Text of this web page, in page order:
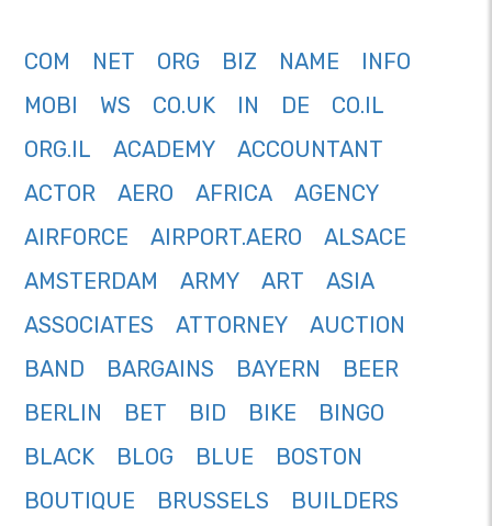
COM NET ORG BIZ NAME
INFO
MOBI
WS CO.UK IN DE
CO.IL
ORG.IL
ACADEMY
ACCOUNTANT
ACTOR
AERO AFRICA
AGENCY
AIRFORCE
AIRPORT.AERO
ALSACE
AMSTERDAM
ARMY ART
ASIA
ASSOCIATES
ATTORNEY
AUCTION
BAND
BARGAINS BAYERN
BEER
BERLIN
BET BID BIKE
BINGO
BLACK
BLOG BLUE
BOSTON
BOUTIQUE
BRUSSELS
BUILDERS